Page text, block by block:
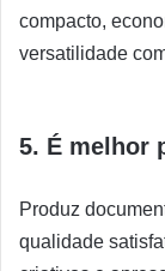
compacto,
versatilidade
5. É melhor
Produz
qualidade